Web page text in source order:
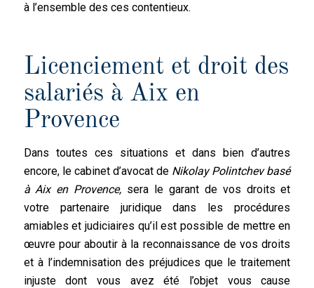
à l’ensemble des ces contentieux.
Licenciement et droit des
salariés à Aix en
Provence
Dans toutes ces situations et dans bien d’autres
encore, le cabinet d’avocat de Nikolay Polintchev basé
à Aix en Provence, sera le garant de vos droits et
votre partenaire juridique dans les procédures
amiables et judiciaires qu’il est possible de mettre en
œuvre pour aboutir à la reconnaissance de vos droits
et à l’indemnisation des préjudices que le traitement
injuste dont vous avez été l’objet vous cause